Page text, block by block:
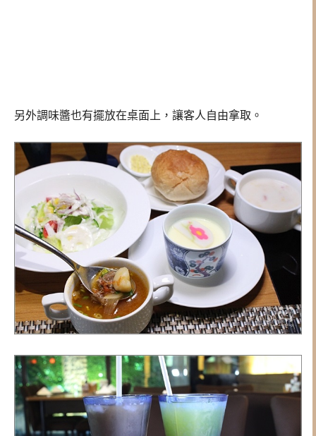
另外調味醬也有擺放在桌面上，讓客人自由拿取。